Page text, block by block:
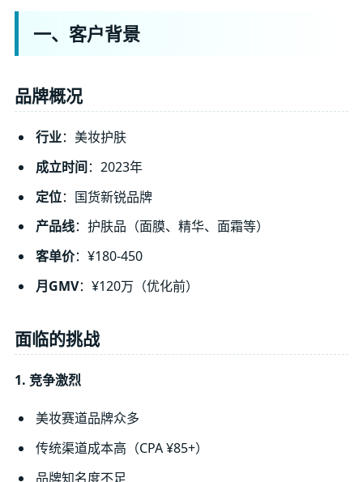
一、客户背景
品牌概况
行业：美妆护肤
成立时间：2023年
定位：国货新锐品牌
产品线：护肤品（面膜、精华、面霜等）
客单价：¥180-450
月GMV：¥120万（优化前）
面临的挑战
1. 竞争激烈
美妆赛道品牌众多
传统渠道成本高（CPA ¥85+）
品牌知名度不足